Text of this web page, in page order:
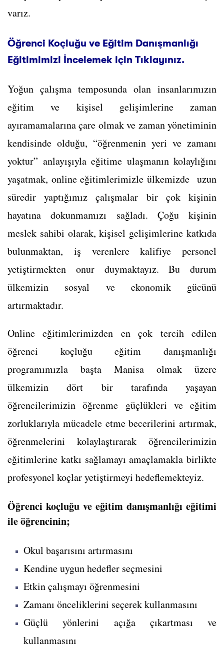
varız.
Öğrenci Koçluğu ve Eğitim Danışmanlığı
Eğitimimizi İncelemek için Tıklayınız.
Yoğun çalışma temposunda olan insanlarımızın
eğitim ve kişisel gelişimlerine zaman
ayıramamalarına çare olmak ve zaman yönetiminin
kendisinde olduğu, “öğrenmenin yeri ve zamanı
yoktur” anlayışıyla eğitime ulaşmanın kolaylığını
yaşatmak, online eğitimlerimizle ülkemizde uzun
süredir yaptığımız çalışmalar bir çok kişinin
hayatına dokunmamızı sağladı. Çoğu kişinin
meslek sahibi olarak, kişisel gelişimlerine katkıda
bulunmaktan, iş verenlere kalifiye personel
yetiştirmekten onur duymaktayız. Bu durum
ülkemizin sosyal ve ekonomik gücünü
artırmaktadır.
Online eğitimlerimizden en çok tercih edilen
öğrenci koçluğu eğitim danışmanlığı
programımızla başta Manisa olmak üzere
ülkemizin dört bir tarafında yaşayan
öğrencilerimizin öğrenme güçlükleri ve eğitim
zorluklarıyla mücadele etme becerilerini artırmak,
öğrenmelerini kolaylaştırarak öğrencilerimizin
eğitimlerine katkı sağlamayı amaçlamakla birlikte
profesyonel koçlar yetiştirmeyi hedeflemekteyiz.
Öğrenci koçluğu ve eğitim danışmanlığı eğitimi
ile öğrencinin;
Okul başarısını artırmasını
Kendine uygun hedefler seçmesini
Etkin çalışmayı öğrenmesini
Zamanı önceliklerini seçerek kullanmasını
Güçlü yönlerini açığa çıkartması ve
kullanmasını